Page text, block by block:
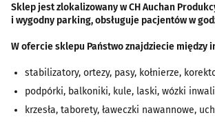
Sklep jest zlokalizowany w CH Auchan
i wygodny parking, obsługuje pacjentów w
W ofercie sklepu Państwo znajdziecie między
stabilizatory, ortezy, pasy, kołnierze,
podpórki, balkoniki, kule, laski, wózki
krzesła, taborety, ławeczki nawannowe,